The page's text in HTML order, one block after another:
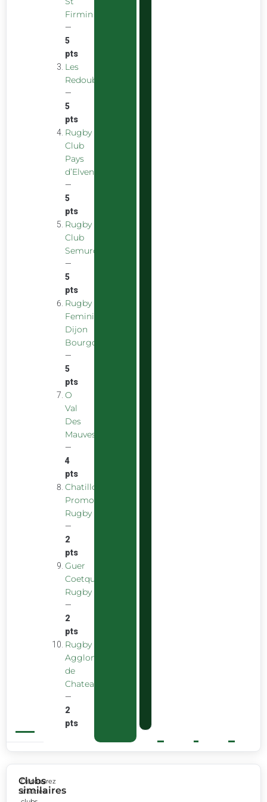
Firmin
—
5
pts
Les
Redoubstables
—
5
pts
Rugby
Club
Pays
d’Elven
—
5
pts
Rugby
Club
Semurois
—
5
pts
Rugby
Feminin
Dijon
Bourgogne
—
5
pts
O
Val
Des
Mauves
—
4
pts
Chatillon
Promotion
Rugby
—
2
pts
Guer
Coetquidan
Rugby
—
2
pts
Rugby
Agglomeration
de
Chateaubourg
—
2
pts
Clubs
similaires
Découvrez
d’autres